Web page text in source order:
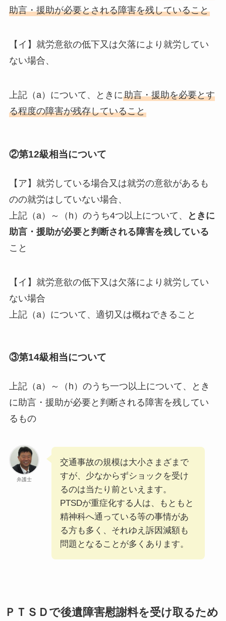
助言・援助が必要とされる障害を残していること
【イ】就労意欲の低下又は欠落により就労してい
ない場合、
上記（a）について、ときに助言・援助を必要とす
る程度の障害が残存していること
②第12級相当について
【ア】就労している場合又は就労の意欲があるも
のの就労はしていない場合、
上記（a）～（h）のうち4つ以上について、
ときに
助言・援助が必要と判断される障害を残している
こと
【イ】就労意欲の低下又は欠落により就労してい
ない場合
上記（a）について、適切又は概ねできること
③第14級相当について
上記（a）～（h）のうち一つ以上について、とき
に助言・援助が必要と判断される障害を残してい
るもの
弁護士
交通事故の規模は大小さまざまで
すが、少なからずショックを受け
るのは当たり前といえます。
PTSDが重症化する人は、もともと
精神科へ通っている等の事情があ
る方も多く、それゆえ訴因減額も
問題となることが多くあります。
ＰＴＳＤで後遺障害慰謝料を受け取るため